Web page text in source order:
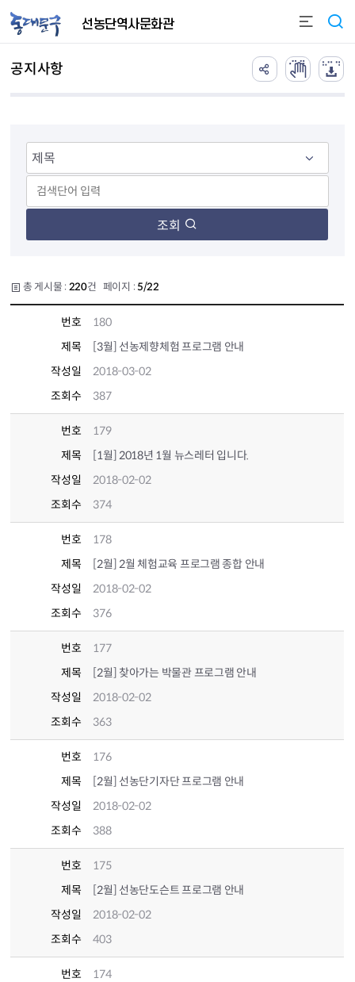
선농단역사문화관
공지사항
조회
총 게시물 : 220건 페이지 : 5/22
번호
180
제목
[3월] 선농제향체험 프로그램 안내
작성일
2018-03-02
조회수
387
번호
179
제목
[1월] 2018년 1월 뉴스레터 입니다.
작성일
2018-02-02
조회수
374
번호
178
제목
[2월] 2월 체험교육 프로그램 종합 안내
작성일
2018-02-02
조회수
376
번호
177
제목
[2월] 찾아가는 박물관 프로그램 안내
작성일
2018-02-02
조회수
363
번호
176
제목
[2월] 선농단기자단 프로그램 안내
작성일
2018-02-02
조회수
388
번호
175
제목
[2월] 선농단도슨트 프로그램 안내
작성일
2018-02-02
조회수
403
번호
174